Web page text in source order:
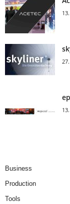
Business
Production
Tools